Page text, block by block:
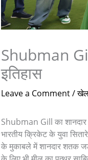
Shubman
इतिहास
Leave a Comment/
Shubman Gill का
भारतीय क्रिकेट के युवा
के मुकाबले में शानदार शतक